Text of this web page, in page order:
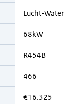
Lucht-Water
68kW
R454B
466
€16.325